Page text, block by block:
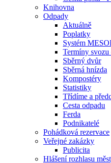
Knihovna
Odpady
Aktuálně
Poplatky
Systém
Termíny svozu
Sběrný dvůr
Sběrná hnízda
Kompostéry
Statistiky
Třídíme a
Cesta odpadu
Ferda
Podnikatelé
Pohádková rezervace
Veřejné zakázky
Publicita
Hlášení rozhlasu